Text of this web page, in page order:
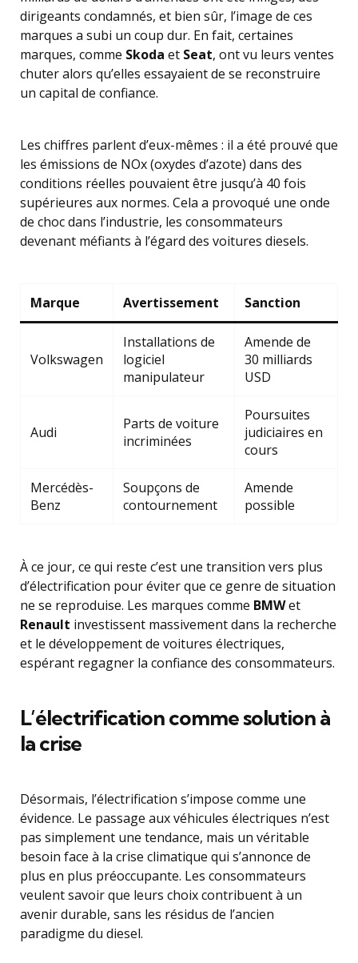
dirigeants condamnés, et bien sûr, l’image de ces
marques a subi un coup dur. En fait, certaines
marques, comme Skoda et Seat, ont vu leurs ventes
chuter alors qu’elles essayaient de se reconstruire
un capital de confiance.
Les chiffres parlent d’eux-mêmes : il a été prouvé que
les émissions de NOx (oxydes d’azote) dans des
conditions réelles pouvaient être jusqu’à 40 fois
supérieures aux normes. Cela a provoqué une onde
de choc dans l’industrie, les consommateurs
devenant méfiants à l’égard des voitures diesels.
Marque Avertissement Sanction
Volkswagen
Installations de
logiciel
manipulateur
Amende de
30 milliards
USD
Audi
Parts de voiture
incriminées
Poursuites
judiciaires en
cours
Mercédès-
Benz
Soupçons de
contournement
Amende
possible
À ce jour, ce qui reste c’est une transition vers plus
d’électrification pour éviter que ce genre de situation
ne se reproduise. Les marques comme BMWet
Renault investissent massivement dans la recherche
et le développement de voitures électriques,
espérant regagner la confiance des consommateurs.
L’électrification comme solution à
la crise
Désormais, l’électrification s’impose comme une
évidence. Le passage aux véhicules électriques n’est
pas simplement une tendance, mais un véritable
besoin face à la crise climatique qui s’annonce de
plus en plus préoccupante. Les consommateurs
veulent savoir que leurs choix contribuent à un
avenir durable, sans les résidus de l’ancien
paradigme du diesel.